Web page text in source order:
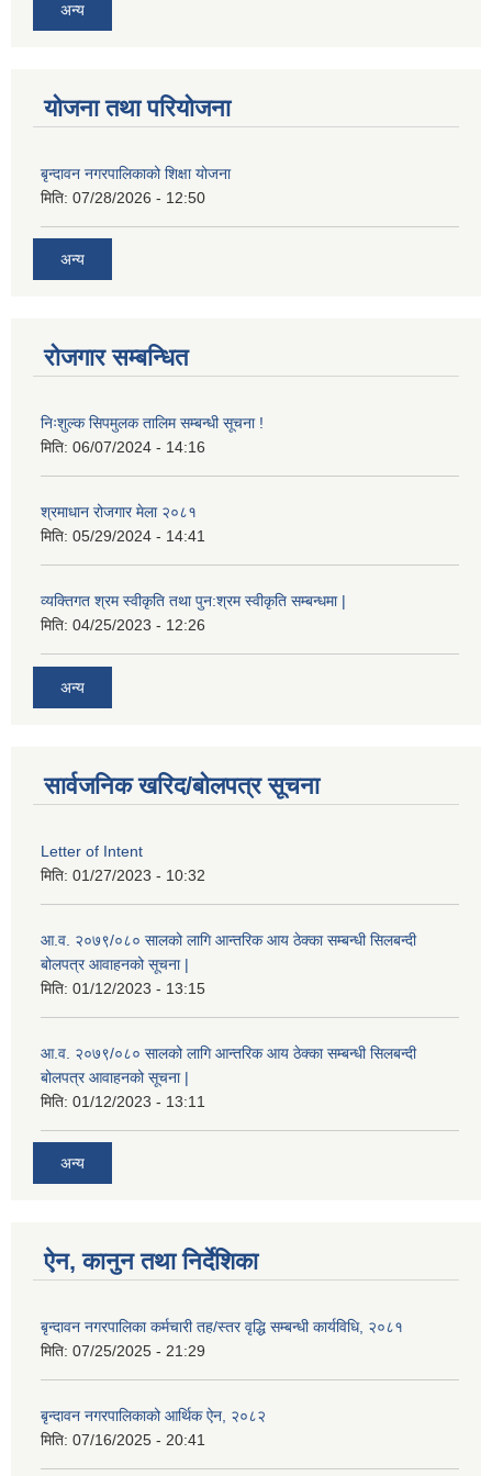
अन्य
योजना तथा परियोजना
बृन्दावन नगरपालिकाको शिक्षा योजना
मिति: 07/28/2026 - 12:50
अन्य
रोजगार सम्बन्धित
निःशुल्क सिपमुलक तालिम सम्बन्धी सूचना !
मिति: 06/07/2024 - 14:16
श्रमाधान रोजगार मेला २०८१
मिति: 05/29/2024 - 14:41
व्यक्तिगत श्रम स्वीकृति तथा पुन:श्रम स्वीकृति सम्बन्धमा |
मिति: 04/25/2023 - 12:26
अन्य
सार्वजनिक खरिद/बोलपत्र सूचना
Letter of Intent
मिति: 01/27/2023 - 10:32
आ.व. २०७९/०८० सालको लागि आन्तरिक आय ठेक्का सम्बन्धी सिलबन्दी
बोलपत्र आवाहनको सूचना |
मिति: 01/12/2023 - 13:15
आ.व. २०७९/०८० सालको लागि आन्तरिक आय ठेक्का सम्बन्धी सिलबन्दी
बोलपत्र आवाहनको सूचना |
मिति: 01/12/2023 - 13:11
अन्य
ऐन, कानुन तथा निर्देशिका
बृन्दावन नगरपालिका कर्मचारी तह/स्तर वृद्धि सम्बन्धी कार्यविधि, २०८१
मिति: 07/25/2025 - 21:29
बृन्दावन नगरपालिकाको आर्थिक ऐन, २०८२
मिति: 07/16/2025 - 20:41